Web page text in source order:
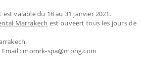
valable du 18 au 31 janvier 2021.
Marrakech est ouveert tous les jours de
Email : momrk-spa@mohg.com